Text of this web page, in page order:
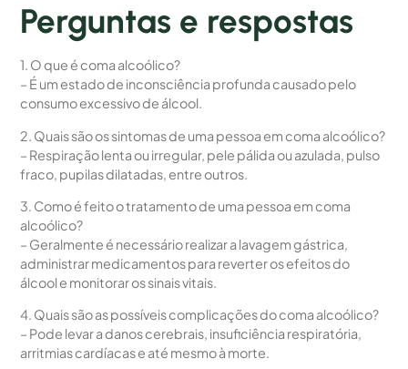
Perguntas e respostas
1. O que é coma alcoólico?
– É um estado de inconsciência profunda causado pelo
consumo excessivo de álcool.
2. Quais são os sintomas de uma pessoa em coma alcoólico?
– Respiração lenta ou irregular, pele pálida ou azulada, pulso
fraco, pupilas dilatadas, entre outros.
3. Como é feito o tratamento de uma pessoa em coma
alcoólico?
– Geralmente é necessário realizar a lavagem gástrica,
administrar medicamentos para reverter os efeitos do
álcool e monitorar os sinais vitais.
4. Quais são as possíveis complicações do coma alcoólico?
– Pode levar a danos cerebrais, insuficiência respiratória,
arritmias cardíacas e até mesmo à morte.